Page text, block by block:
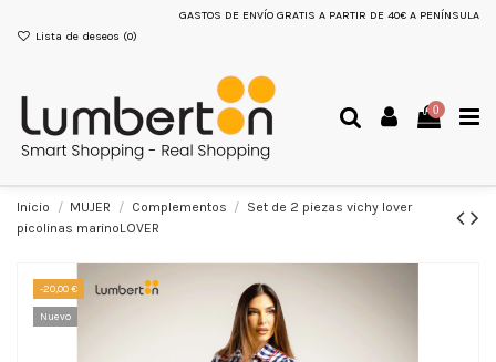
GASTOS DE ENVÍO GRATIS A PARTIR DE 40€ A PENÍNSULA
Lista de deseos (0)
0
Inicio MUJER Complementos
Set de 2 piezas vichy lover
picolinas marinoLOVER
-20,00 €
Nuevo